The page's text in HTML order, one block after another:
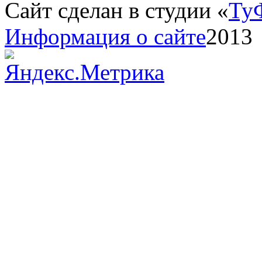
Сайт сделан в студии «
Информация о сайте2013